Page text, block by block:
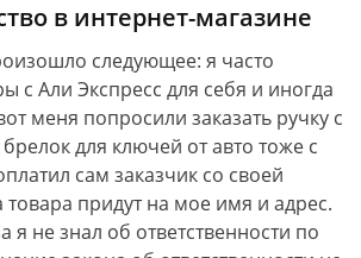
в интернет-магазине
следующее: я часто
с Али Экспресс для себя и иногда
меня попросили заказать ручку с
для ключей от авто тоже с
сам заказчик со своей
товара придут на мое имя и адрес.
я не знал об ответственности по